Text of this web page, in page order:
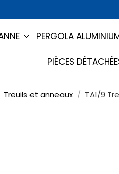
PERGOLA
PIÈCES
Treuils et anneaux TA1/9